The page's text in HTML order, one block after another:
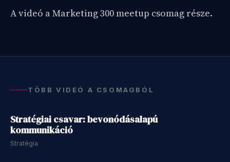
A videó a Marketing 300 meetup csomag része.
TÖBB VIDEÓ A CSOMAGBÓL
Stratégiai csavar: bevonódásalapú
kommunikáció
Stratégia